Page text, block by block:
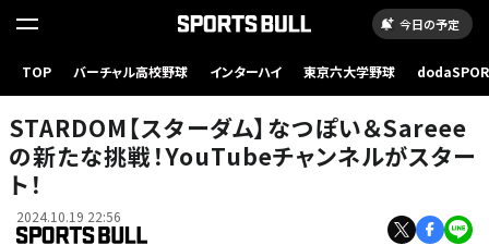
今日の予定
TOP バーチャル高校野球 インターハイ 東京六大学野球
STARDOM【スターダム】なつぽい＆Sareee
の新たな挑戦！YouTubeチャンネルがスター
ト！
2024.10.19 22:56